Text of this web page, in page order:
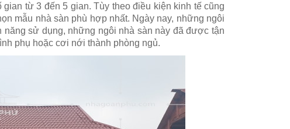
từ 3 đến 5 gian. Tùy theo điều kiện kinh tế cũng
mẫu nhà sàn phù hợp nhất. Ngày nay, những ngôi
sử dụng, những ngôi nhà sàn này đã được tận
phụ hoặc cơi nới thành phòng ngủ.